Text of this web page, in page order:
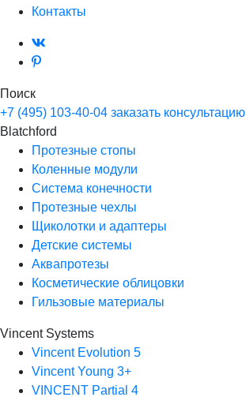
Контакты
Поиск
+7 (495) 103-40-04 заказать консультацию
Blatchford
Протезные стопы
Коленные модули
Система конечности
Протезные чехлы
Щиколотки и адаптеры
Детские системы
Аквапротезы
Косметические облицовки
Гильзовые материалы
Vincent Systems
Vincent Evolution 5
Vincent Young 3+
VINCENT Partial 4